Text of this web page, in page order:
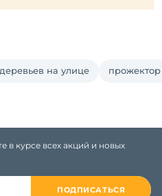
на улице
в курсе всех акций и новых
ПОДПИСАТЬСЯ